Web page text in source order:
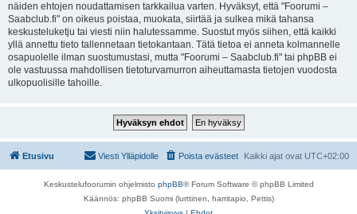
näiden ehtojen noudattamisen tarkkailua varten. Hyväksyt, että "Foorumi –
Saabclub.fi" on oikeus poistaa, muokata, siirtää ja sulkea mikä tahansa
keskusteluketju tai viesti niin halutessamme. Suostut myös siihen, että kaikki
yllä annettu tieto tallennetaan tietokantaan. Tätä tietoa ei anneta kolmannelle
osapuolelle ilman suostumustasi, mutta "Foorumi – Saabclub.fi" tai phpBB ei
ole vastuussa mahdollisen tietoturvamurron aiheuttamasta tietojen vuodosta
ulkopuolisille tahoille.
Etusivu Kaikki ajat ovat UTC+02:00
Poista evästeet
Viesti Ylläpidolle
Keskustelufoorumin ohjelmisto phpBB® Forum Software © phpBB Limited
Käännös: phpBB Suomi (lurttinen, harritapio, Pettis)